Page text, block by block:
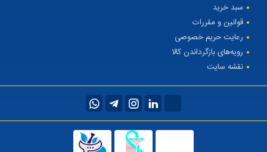
سبد خرید
قوانین و مقررات
رعایت حریم خصوصی
رویه‌های بازگرداندن کالا
نقشه سایت